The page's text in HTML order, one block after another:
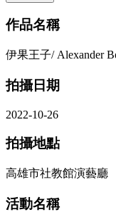
作品名稱
伊果王子/ Alexander
拍攝日期
2022-10-26
拍攝地點
高雄市社教館演藝廳
活動名稱